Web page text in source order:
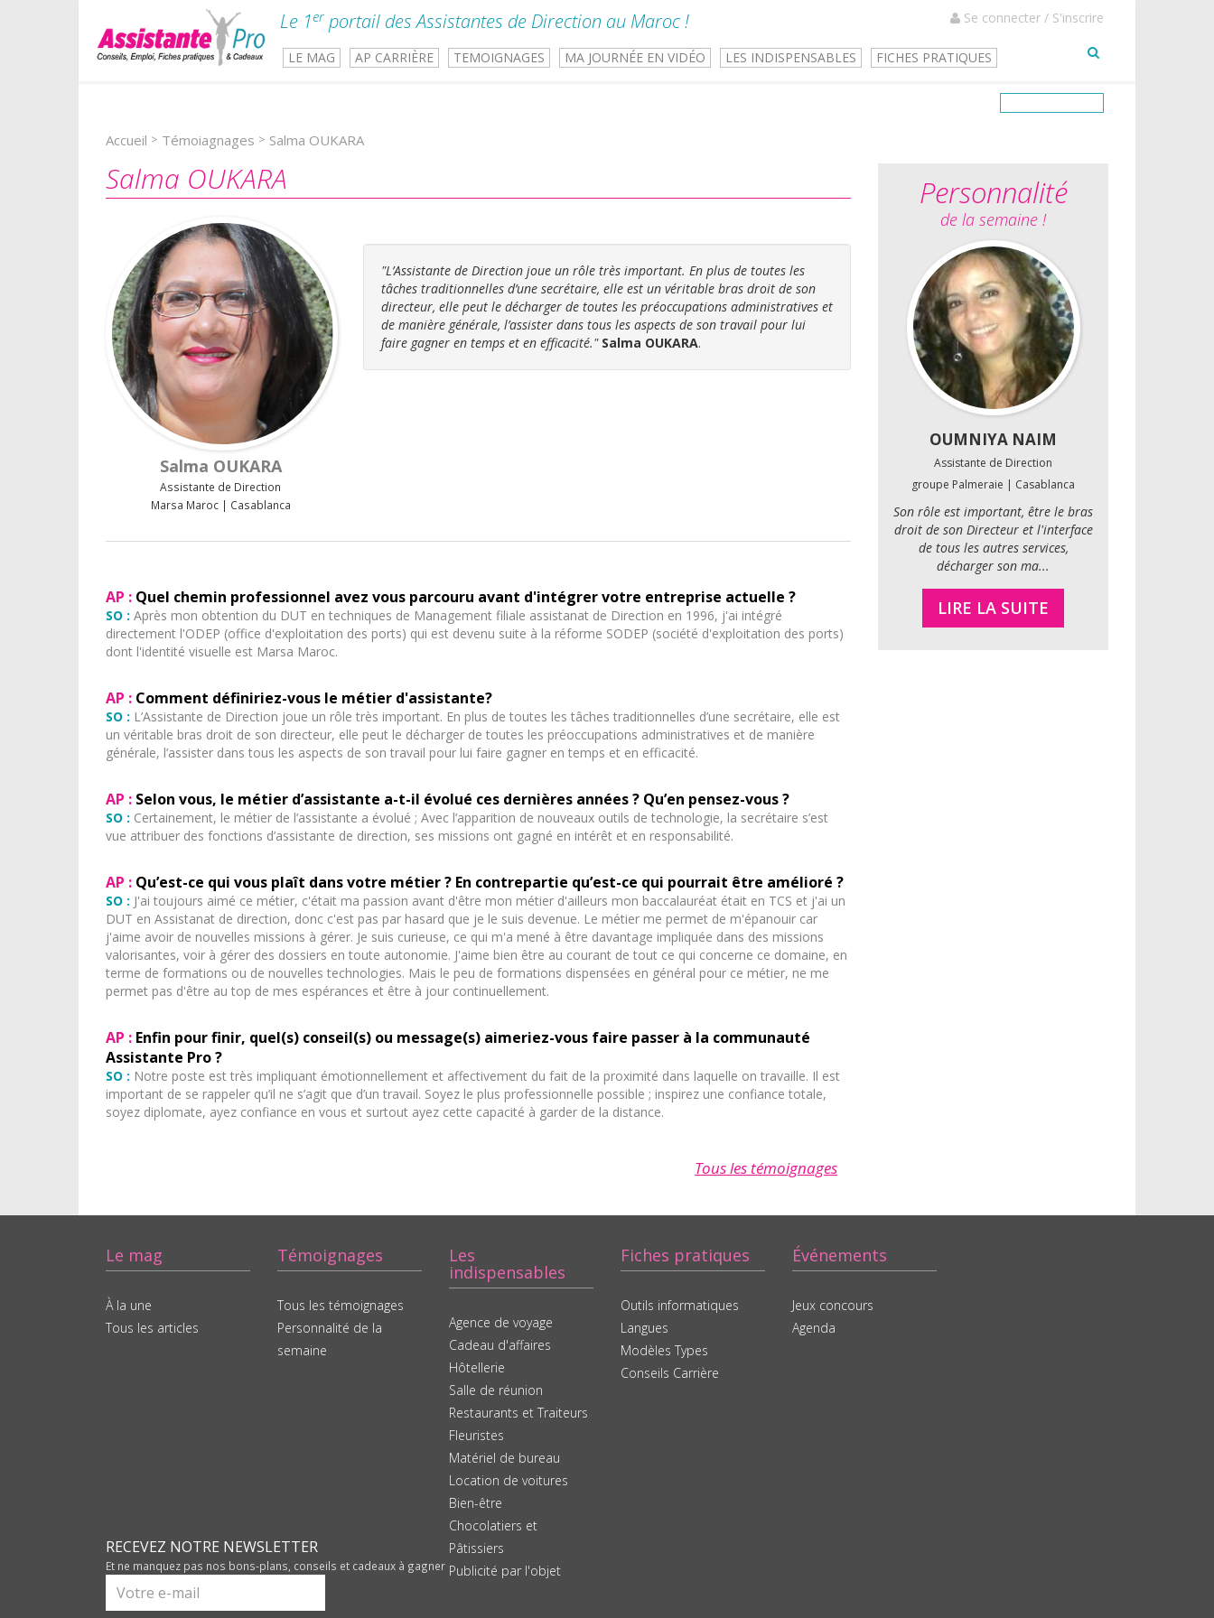
Le 1er portail des Assistantes de Direction au Maroc ! Se connecter / S'inscrire
LE MAG AP CARRIÈRE TEMOIGNAGES MA JOURNÉE EN VIDÉO LES INDISPENSABLES FICHES PRATIQUES
Accueil > Témoiagnages > Salma OUKARA
Salma OUKARA
Salma OUKARA
Assistante de Direction
Marsa Maroc | Casablanca
"L’Assistante de Direction joue un rôle très important. En plus de toutes les
tâches traditionnelles d’une secrétaire, elle est un véritable bras droit de son
directeur, elle peut le décharger de toutes les préoccupations administratives et
de manière générale, l’assister dans tous les aspects de son travail pour lui
faire gagner en temps et en efficacité." Salma OUKARA.
AP : Quel chemin professionnel avez vous parcouru avant d'intégrer votre entreprise actuelle ?
SO : Après mon obtention du DUT en techniques de Management filiale assistanat de Direction en 1996, j'ai intégré
directement l'ODEP (office d'exploitation des ports) qui est devenu suite à la réforme SODEP (société d'exploitation des ports)
dont l'identité visuelle est Marsa Maroc.
AP : Comment définiriez-vous le métier d'assistante?
SO : L’Assistante de Direction joue un rôle très important. En plus de toutes les tâches traditionnelles d’une secrétaire, elle est
un véritable bras droit de son directeur, elle peut le décharger de toutes les préoccupations administratives et de manière
générale, l’assister dans tous les aspects de son travail pour lui faire gagner en temps et en efficacité.
AP : Selon vous, le métier d’assistante a-t-il évolué ces dernières années ? Qu’en pensez-vous ?
SO : Certainement, le métier de l’assistante a évolué ; Avec l’apparition de nouveaux outils de technologie, la secrétaire s’est
vue attribuer des fonctions d’assistante de direction, ses missions ont gagné en intérêt et en responsabilité.
AP : Qu’est-ce qui vous plaît dans votre métier ? En contrepartie qu’est-ce qui pourrait être amélioré ?
SO : J'ai toujours aimé ce métier, c'était ma passion avant d'être mon métier d'ailleurs mon baccalauréat était en TCS et j'ai un
DUT en Assistanat de direction, donc c'est pas par hasard que je le suis devenue. Le métier me permet de m'épanouir car
j'aime avoir de nouvelles missions à gérer. Je suis curieuse, ce qui m'a mené à être davantage impliquée dans des missions
valorisantes, voir à gérer des dossiers en toute autonomie. J'aime bien être au courant de tout ce qui concerne ce domaine, en
terme de formations ou de nouvelles technologies. Mais le peu de formations dispensées en général pour ce métier, ne me
permet pas d'être au top de mes espérances et être à jour continuellement.
AP : Enfin pour finir, quel(s) conseil(s) ou message(s) aimeriez-vous faire passer à la communauté
Assistante Pro ?
SO : Notre poste est très impliquant émotionnellement et affectivement du fait de la proximité dans laquelle on travaille. Il est
important de se rappeler qu’il ne s’agit que d’un travail. Soyez le plus professionnelle possible ; inspirez une confiance totale,
soyez diplomate, ayez confiance en vous et surtout ayez cette capacité à garder de la distance.
Tous les témoignages
Personnalité
de la semaine !
OUMNIYA NAIM
Assistante de Direction
groupe Palmeraie | Casablanca
Son rôle est important, être le bras
droit de son Directeur et l'interface
de tous les autres services,
décharger son ma...
LIRE LA SUITE
Le mag
À la une
Tous les articles
Témoignages
Tous les témoignages
Personnalité de la
semaine
Les
indispensables
Agence de voyage
Cadeau d'affaires
Hôtellerie
Salle de réunion
Restaurants et Traiteurs
Fleuristes
Matériel de bureau
Location de voitures
Bien-être
Chocolatiers et
Pâtissiers
Publicité par l'objet
Fiches pratiques
Outils informatiques
Langues
Modèles Types
Conseils Carrière
Événements
Jeux concours
Agenda
RECEVEZ NOTRE NEWSLETTER
Et ne manquez pas nos bons-plans, conseils et cadeaux à gagner